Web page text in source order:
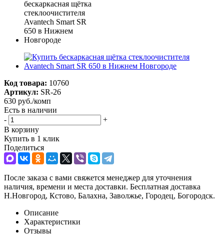
Код товара: 10760
Артикул: SR-26
630 руб./комп
Есть в наличии
-
+
В корзину
Купить в 1 клик
Поделиться
После заказа с вами свяжется менеджер для уточнения
наличия, времени и места доставки. Бесплатная доставка
Н.Новгород, Кстово, Балахна, Заволжье, Городец, Богородск.
Описание
Характеристики
Отзывы